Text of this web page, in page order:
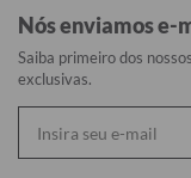
Nós enviamos e-
Saiba primeiro dos
exclusivas.